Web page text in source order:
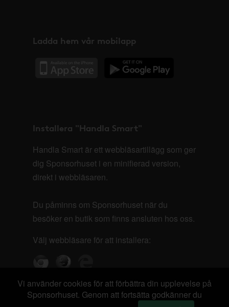
Ladda hem vår mobilapp
Installera "Handla Smart"
Handla Smart är ett webbläsartillägg som ger
dig Sponsorhuset i en minifierad version,
direkt i webbläsaren.
Du påminns om Sponsorhuset när du
besöker en butik som finns ansluten hos oss.
Välj webbläsare för att installera:
Vi använder cookies för att förbättra din upplevelse på
Sponsorhuset. Genom att fortsätta godkänner du